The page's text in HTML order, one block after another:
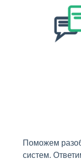
Поможем
систем.